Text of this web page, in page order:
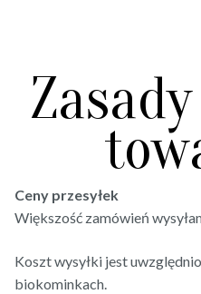
Ceny przesyłek
Większość zamówień
Koszt wysyłki jest
biokominkach.